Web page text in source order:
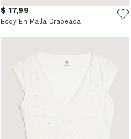
$ 17,99
Body En Malla Drapeada